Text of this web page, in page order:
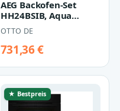
AEG Backofen-Set
HH24BSIB, Aqua
Clean, Heißluft:
Gleichmäßiges Garen
a…
OTTO DE
731,36 €
★ Bestpreis